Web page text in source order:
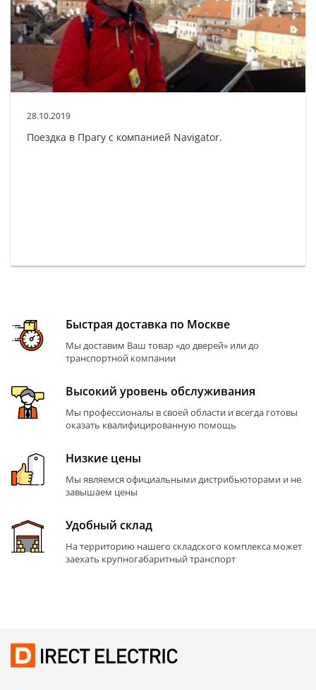
28.10.2019
Поездка в Прагу с компанией Navigator.
Быстрая доставка по Москве
Мы доставим Ваш товар «до дверей» или до
транспортной компании
Высокий уровень обслуживания
Мы профессионалы в своей области и всегда готовы
оказать квалифицированную помощь
Низкие цены
Мы являемся официальными дистрибьюторами и не
завышаем цены
Удобный склад
На территорию нашего складского комплекса может
заехать крупногабаритный транспорт